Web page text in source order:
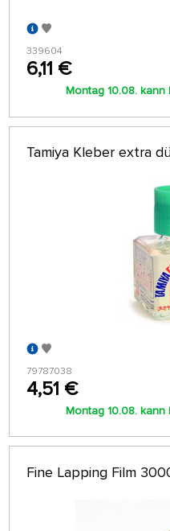
339604
6,11 €
Montag 10.08.
Tamiya Kleber extra
79787038
4,51 €
Montag 10.08.
Fine Lapping Film